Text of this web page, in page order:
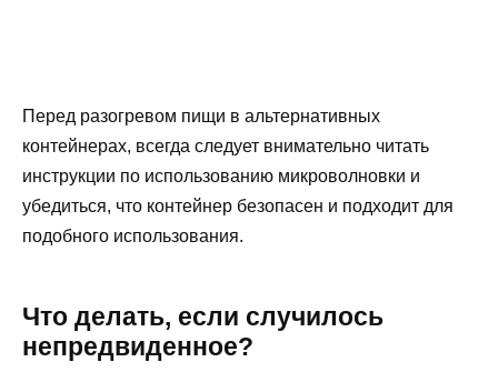
Перед разогревом пищи в альтернативных
контейнерах, всегда следует внимательно читать
инструкции по использованию микроволновки и
убедиться, что контейнер безопасен и подходит для
подобного использования.
Что делать, если случилось
непредвиденное?